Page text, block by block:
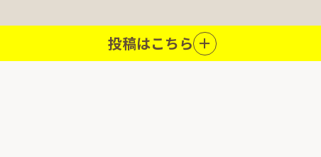
投稿はこちら